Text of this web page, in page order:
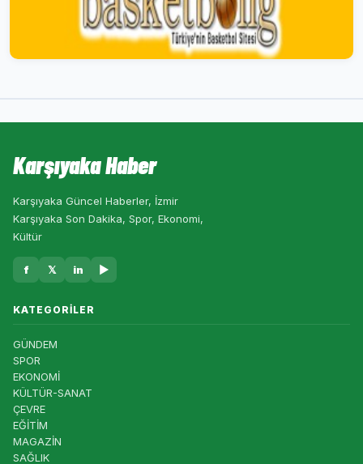
Karşıyaka Haber
Karşıyaka Güncel Haberler, İzmir
Karşıyaka Son Dakika, Spor, Ekonomi,
Kültür
f 𝕏 in ▶
KATEGORILER
GÜNDEM
SPOR
EKONOMİ
KÜLTÜR-SANAT
ÇEVRE
EĞİTİM
MAGAZİN
SAĞLIK